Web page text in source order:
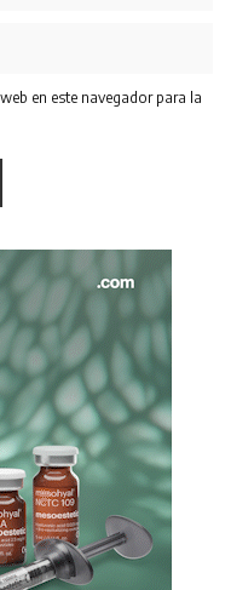
en este navegador para la